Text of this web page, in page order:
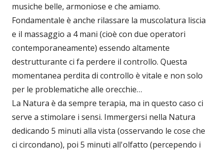
musiche belle, armoniose e che amiamo.
Fondamentale è anche rilassare la muscolatura liscia
e il massaggio a 4 mani (cioè con due operatori
contemporaneamente) essendo altamente
destrutturante ci fa perdere il controllo. Questa
momentanea perdita di controllo è vitale e non solo
per le problematiche alle orecchie…
La Natura è da sempre terapia, ma in questo caso ci
serve a stimolare i sensi. Immergersi nella Natura
dedicando 5 minuti alla vista (osservando le cose che
ci circondano), poi 5 minuti all'olfatto (percependo i